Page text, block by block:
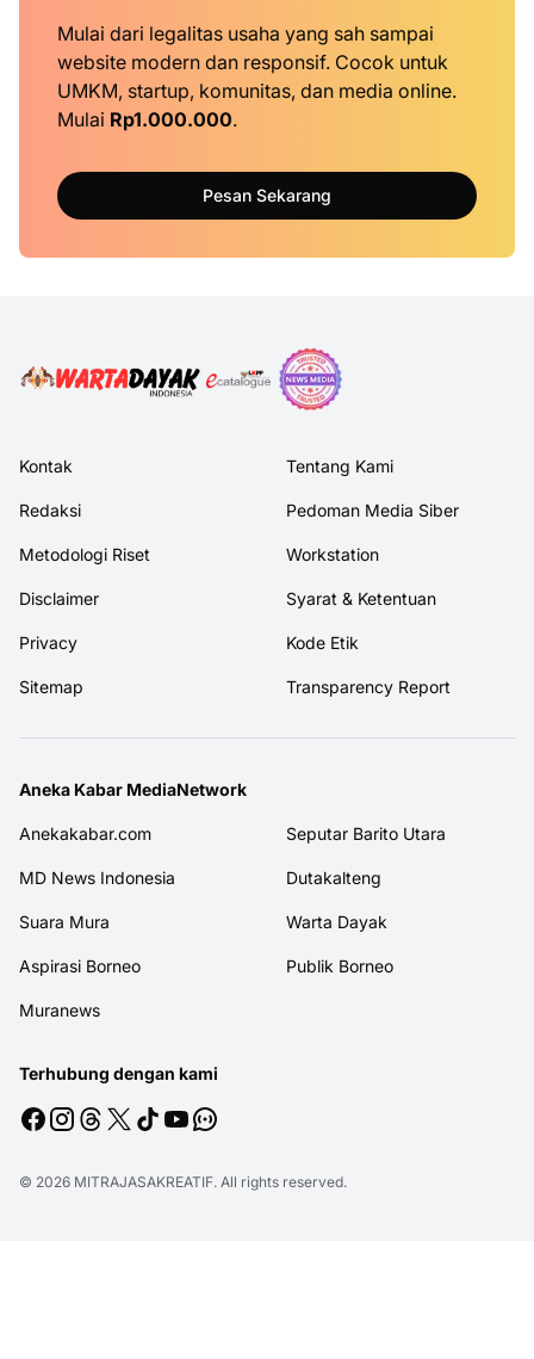
Mulai dari legalitas usaha yang sah sampai
website modern dan responsif. Cocok untuk
UMKM, startup, komunitas, dan media online.
Mulai Rp1.000.000.
Pesan Sekarang
Kontak Tentang Kami
Redaksi Pedoman Media Siber
Metodologi Riset Workstation
Disclaimer Syarat & Ketentuan
Privacy Kode Etik
Sitemap Transparency Report
Aneka Kabar MediaNetwork
Anekakabar.com Seputar Barito Utara
MD News Indonesia Dutakalteng
Suara Mura Warta Dayak
Aspirasi Borneo Publik Borneo
Muranews
Terhubung dengan kami
© 2026 MITRAJASAKREATIF. All rights reserved.